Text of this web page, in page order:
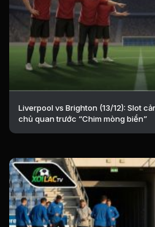
Liverpool vs Brighton (13/12): Slot
chủ quan trước “Chim mòng biển”